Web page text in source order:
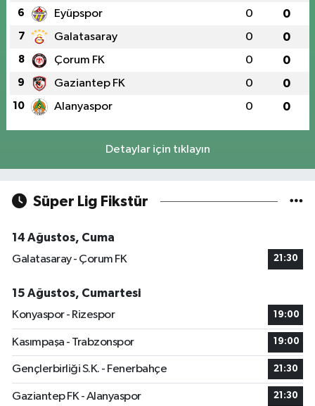
6 Eyüpspor 0 0
7 Galatasaray 0 0
8 Çorum FK 0 0
9 Gaziantep FK 0 0
10 Alanyaspor 0 0
Detaylar için tıklayın
Süper Lig Fikstür
14 Ağustos, Cuma
Galatasaray - Çorum FK
21:30
15 Ağustos, Cumartesi
Konyaspor - Rizespor
19:00
Kasımpaşa - Trabzonspor 19:00
Gençlerbirliği S.K. - Fenerbahçe 21:30
Gaziantep FK - Alanyaspor 21:30